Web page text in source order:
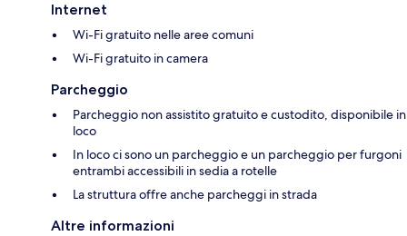
Internet
Wi-Fi gratuito nelle aree comuni
Wi-Fi gratuito in camera
Parcheggio
Parcheggio non assistito gratuito e custodito, disponibile in
loco
In loco ci sono un parcheggio e un parcheggio per furgoni
entrambi accessibili in sedia a rotelle
La struttura offre anche parcheggi in strada
Altre informazioni